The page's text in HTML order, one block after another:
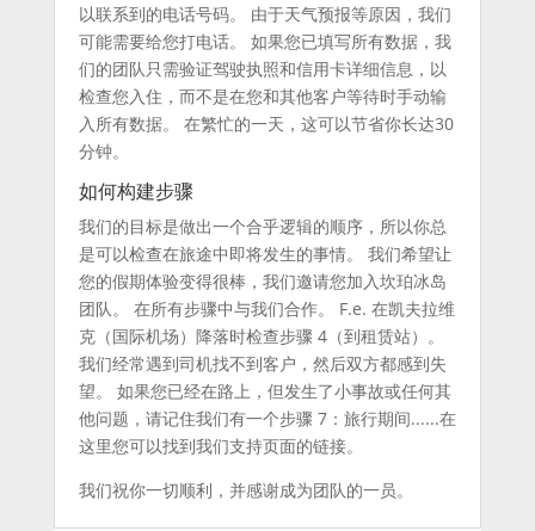
以联系到的电话号码。 由于天气预报等原因，我们
可能需要给您打电话。 如果您已填写所有数据，我
们的团队只需验证驾驶执照和信用卡详细信息，以
检查您入住，而不是在您和其他客户等待时手动输
入所有数据。 在繁忙的一天，这可以节省你长达30
分钟。
如何构建步骤
我们的目标是做出一个合乎逻辑的顺序，所以你总
是可以检查在旅途中即将发生的事情。 我们希望让
您的假期体验变得很棒，我们邀请您加入坎珀冰岛
团队。 在所有步骤中与我们合作。 F.e. 在凯夫拉维
克（国际机场）降落时检查步骤 4（到租赁站）。
我们经常遇到司机找不到客户，然后双方都感到失
望。 如果您已经在路上，但发生了小事故或任何其
他问题，请记住我们有一个步骤 7：旅行期间......在
这里您可以找到我们支持页面的链接。
我们祝你一切顺利，并感谢成为团队的一员。